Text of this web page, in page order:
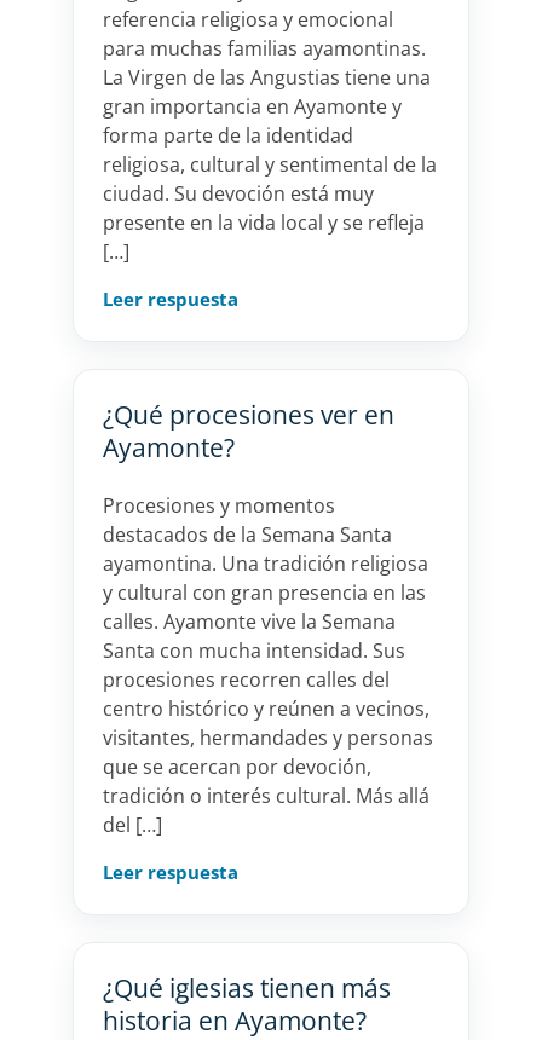
referencia religiosa y emocional
para muchas familias ayamontinas.
La Virgen de las Angustias tiene una
gran importancia en Ayamonte y
forma parte de la identidad
religiosa, cultural y sentimental de la
ciudad. Su devoción está muy
presente en la vida local y se refleja
[…]
Leer respuesta
¿Qué procesiones ver en
Ayamonte?
Procesiones y momentos
destacados de la Semana Santa
ayamontina. Una tradición religiosa
y cultural con gran presencia en las
calles. Ayamonte vive la Semana
Santa con mucha intensidad. Sus
procesiones recorren calles del
centro histórico y reúnen a vecinos,
visitantes, hermandades y personas
que se acercan por devoción,
tradición o interés cultural. Más allá
del […]
Leer respuesta
¿Qué iglesias tienen más
historia en Ayamonte?